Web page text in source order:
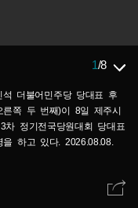
1/8
석 더불어민주당 당대표 후
쪽 두 번째)이 8일 제주시
차 정기전국당원대회 당대표
을 하고 있다. 2026.08.08.